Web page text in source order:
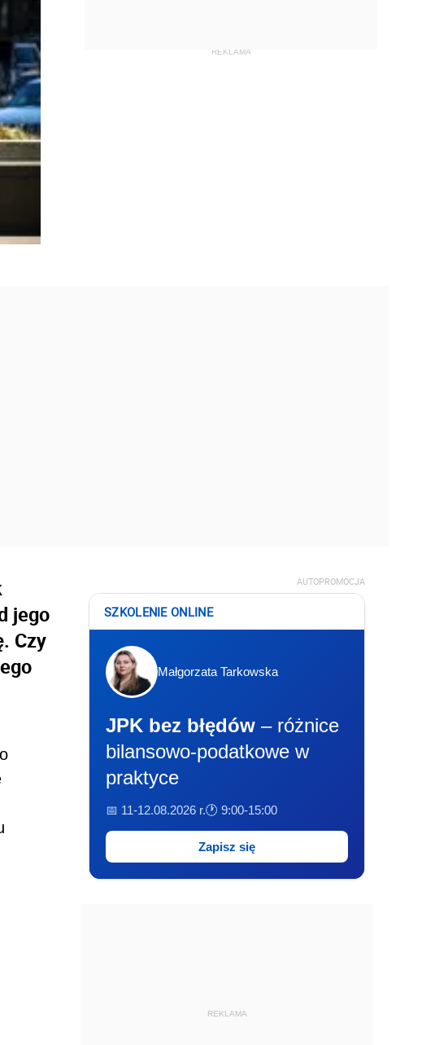
jego
Czy
AUTOPROMOCJA
SZKOLENIE ONLINE
Małgorzata Tarkowska
JPK bez błędów – różnice
bilansowo-podatkowe w
praktyce
📅 11-12.08.2026 r.🕐 9:00-15:00
Zapisz się
REKLAMA